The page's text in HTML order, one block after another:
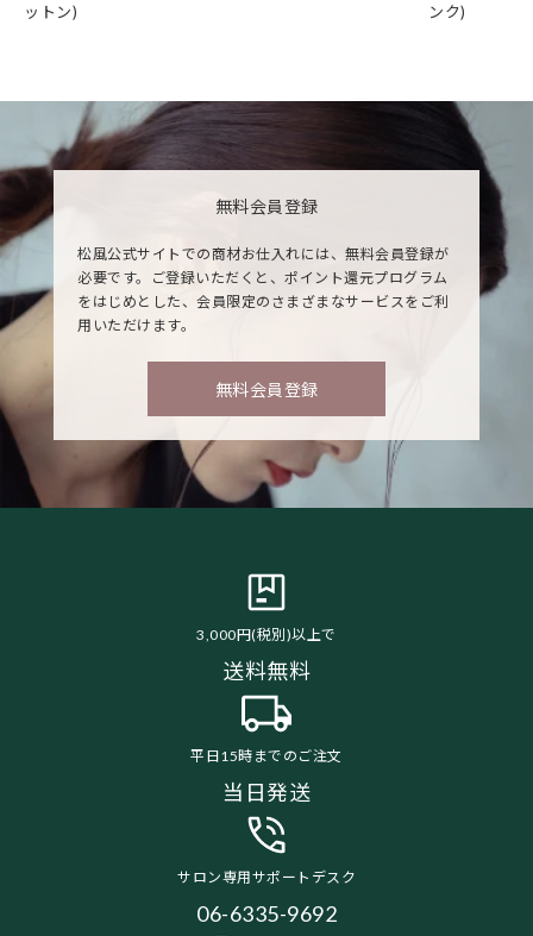
ットン)
ンク)
無料会員登録
松風公式サイトでの商材お仕入れには、無料会員登録が
必要です。ご登録いただくと、ポイント還元プログラム
をはじめとした、会員限定のさまざまなサービスをご利
用いただけます。
無料会員登録
3,000円(税別)以上で
送料無料
平日15時までのご注文
当日発送
サロン専用サポートデスク
06-6335-9692